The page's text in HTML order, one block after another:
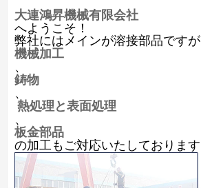
大連鴻昇機械有限会社
へようこそ！
弊社にはメインが溶接部品です
機械加工
、
鋳物
、
熱処理と表面処理
、
板金部品
の加工もご対応いたしております